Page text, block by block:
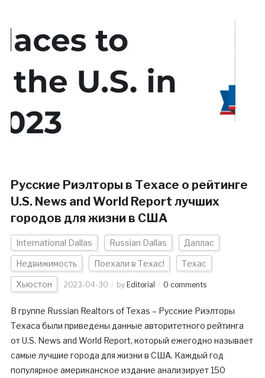
Русские Риэлторы в Техасе о рейтинге
U.S. News and World Report лучших
городов для жизни в США
International Dallas Russian Dallas Даллас
Недвижимость Поехали в Техас! Техас
Хьюстон 2023-04-30 by Editorial 0 comments
В группе Russian Realtors of Texas – Русские Риэлторы
Техаса были приведены данные авторитетного рейтинга
от U.S. News and World Report, который ежегодно называет
самые лучшие города для жизни в США. Каждый год
популярное американское издание анализирует 150